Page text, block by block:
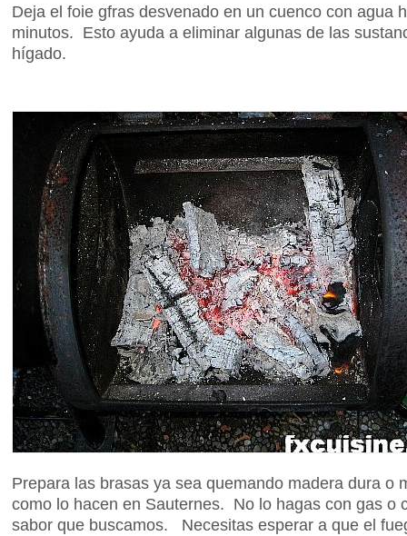
Deja el foie gfras desvenado en un cuenco con agua
minutos. Esto ayuda a eliminar algunas de las
hígado.
Prepara las brasas ya sea quemando madera dura o
como lo hacen en Sauternes. No lo hagas con gas o
sabor que buscamos. Necesitas esperar a que el